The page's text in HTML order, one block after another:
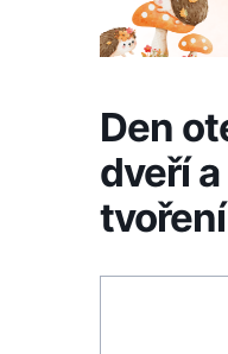
Den
dveří